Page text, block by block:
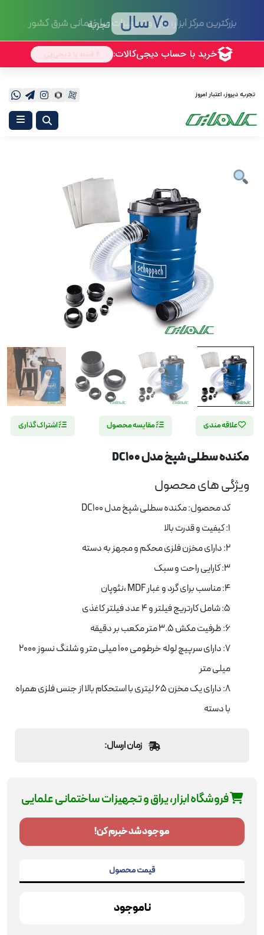
70 سال تجربه
تجربه دیروز، اعتبار امروز
علاقه مندی مقایسه محصول اشتراک گذاری
مکنده سطلی شپخ مدل DC100
ویژگی های محصول
کد محصول: مکنده سطلی شپخ مدل DC100
1: کیفیت و قدرت بالا
2: دارای مخزن فلزی محکم و مجهز به دسته
3: کارایی راحت و سبک
4: مناسب برای گرد و غبار MDF ،نئوپان
5: شامل کارتریج فیلتر و 4 عدد فیلتر کاغذی
6: ظرفیت مکش 3.5 متر مکعب بر دقیقه
7: دارای سرپیچ لوله خرطومی 100 میلی متر و شلنگ نسوز 2000
میلی متر
8: دارای یک مخزن 65 لیتری با استحکام بالا از جنس فلزی همراه
با دسته
زمان ارسال:
فروشگاه ابزار، یراق و تجهیزات ساختمانی علمایی
موجود شد خبرم کن!
قیمت محصول
ناموجود